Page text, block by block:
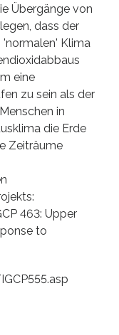
Übergänge von
dass der
'normalen' Klima
eine
zu sein als der
in
die Erde
Zeiträume
463: Upper
to